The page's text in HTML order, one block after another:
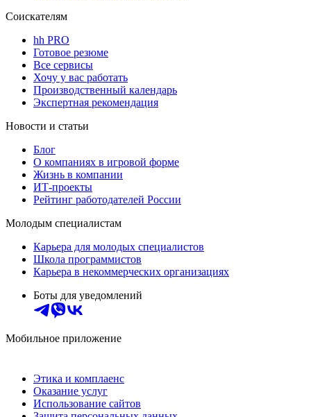
Соискателям
hh PRO
Готовое резюме
Все сервисы
Хочу у вас работать
Производственный календарь
Экспертная рекомендация
Новости и статьи
Блог
О компаниях в игровой форме
Жизнь в компании
ИТ-проекты
Рейтинг работодателей России
Молодым специалистам
Карьера для молодых специалистов
Школа программистов
Карьера в некоммерческих организациях
Боты для уведомлений
Мобильное приложение
Этика и комплаенс
Оказание услуг
Использование сайтов